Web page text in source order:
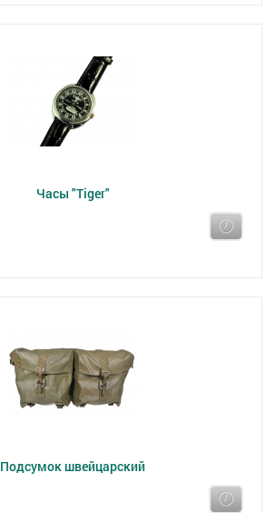
Часы "Tiger"
Подсумок швейцарский